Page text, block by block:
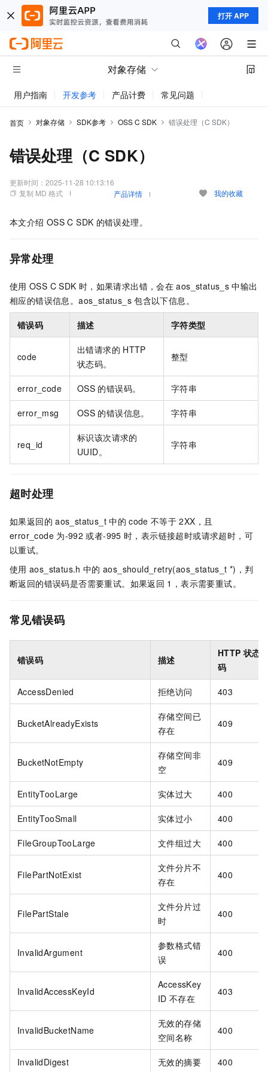
打开 APP
对象存储
用户指南 开发参考 产品计费 常见问题
首页 对象存储 SDK参考 OSS C SDK 错误处理（C SDK）
错误处理（C SDK）
更新时间： 2025-11-28 10:13:16
复制 MD 格式
产品详情 我的收藏
本文介绍 OSS C SDK 的错误处理。
异常处理
使用 OSS C SDK 时，如果请求出错，会在 aos_status_s 中输出
相应的错误信息。aos_status_s 包含以下信息。
错误码 描述 字符类型
code
出错请求的 HTTP
状态码。
整型
error_code OSS 的错误码。 字符串
error_msg OSS 的错误信息。 字符串
req_id
标识该次请求的
UUID。
字符串
超时处理
如果返回的 aos_status_t 中的 code 不等于 2XX，且
error_code 为-992 或者-995 时，表示链接超时或请求超时，可
以重试。
使用 aos_status.h 中的 aos_should_retry(aos_status_t *)，判
断返回的错误码是否需要重试。如果返回 1，表示需要重试。
常见错误码
错误码 描述
HTTP 状态
码
AccessDenied 拒绝访问 403
BucketAlreadyExists
存储空间已
存在
409
BucketNotEmpty
存储空间非
空
409
EntityTooLarge 实体过大 400
EntityTooSmall 实体过小 400
FileGroupTooLarge 文件组过大 400
FilePartNotExist
文件分片不
存在
400
FilePartStale
文件分片过
时
400
InvalidArgument
参数格式错
误
400
InvalidAccessKeyId
AccessKey
ID 不存在
403
InvalidBucketName
无效的存储
空间名称
400
InvalidDigest 无效的摘要 400